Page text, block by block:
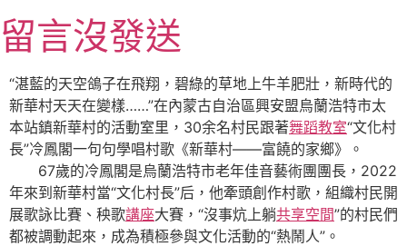
至
主
要
內
容
留言沒發送
“湛藍的天空鴿子在飛翔，碧綠的草地上牛羊肥壯，新時代的
新華村天天在變樣……”在內蒙古自治區興安盟烏蘭浩特市太
本站鎮新華村的活動室里，30余名村民跟著舞蹈教室“文化村
長”冷鳳閣一句句學唱村歌《新華村——富饒的家鄉》。
67歲的冷鳳閣是烏蘭浩特市老年佳音藝術團團長，2022
年來到新華村當“文化村長”后，他牽頭創作村歌，組織村民開
展歌詠比賽、秧歌講座大賽，“沒事炕上躺共享空間”的村民們
都被調動起來，成為積極參與文化活動的“熱鬧人”。